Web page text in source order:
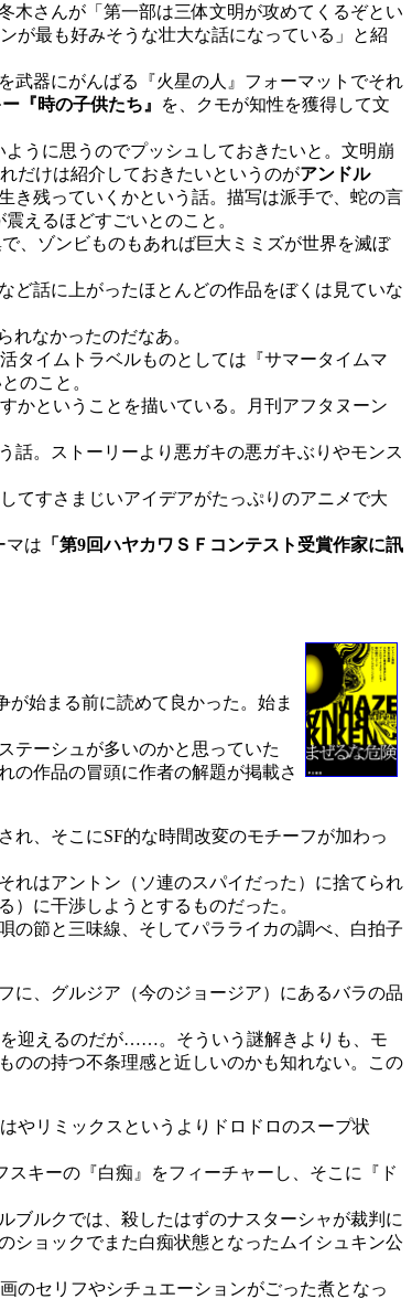
木さんが「第一部は三体文明が攻めてくるぞとい
が最も好みそうな壮大な話になっている」と紹
武器にがんばる『火星の人』フォーマットでそれ
『時の子供たち』
を、クモが知性を獲得して文
うに思うのでプッシュしておきたいと。文明崩
だけは紹介しておきたいというのがアンドル
き残っていくかという話。描写は派手で、蛇の言
えるほどすごいとのこと。
で、ゾンビものもあれば巨大ミミズが世界を滅ぼ
ど話に上がったほとんどの作品をぼくは見ていな
なかったのだなあ。
タイムトラベルものとしては『サマータイムマ
のこと。
かということを描いている。月刊アフタヌーン
話。ストーリーより悪ガキの悪ガキぶりやモンス
てすさまじいアイデアがたっぷりのアニメで大
マは 「第9回ハヤカワＳＦコンテスト受賞作家に訊
始まる前に読めて良かった。始ま
テーシュが多いのかと思っていた
の作品の冒頭に作者の解題が掲載さ
れ、そこにSF的な時間改変のモチーフが加わっ
れはアントン（ソ連のスパイだった）に捨てられ
に干渉しようとするものだった。
の節と三味線、そしてパラライカの調べ、白拍子
に、グルジア（今のジョージア）にあるバラの品
迎えるのだが……。そういう謎解きよりも、モ
のの持つ不条理感と近しいのかも知れない。この
やリミックスというよりドロドロのスープ状
キーの『白痴』をフィーチャーし、そこに『ド
ルクでは、殺したはずのナスターシャが裁判に
ショックでまた白痴状態となったムイシュキン公
のセリフやシチュエーションがごった煮となっ